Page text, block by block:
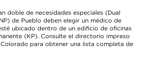
doble de necesidades especiales (Dual
de Pueblo deben elegir un médico de
ubicado dentro de un edificio de oficinas
(KP). Consulte el directorio impreso
para obtener una lista completa de